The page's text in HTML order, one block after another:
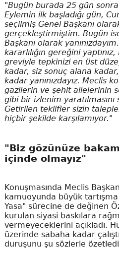
"Bugün burada 25 gün
Eylemin ilk başladığı gün,
seçilmiş Genel Başkanı
gerçekleştirmiştim. Bugün
Başkanı olarak
kararlılığın gereğini
greviyle tepkinizi en üst
kadar, siz sonuç alana
kadar yanınızdayız. Meclis
gazilerin ve şehit ailelerinin
gibi bir izlenim
Getirilen teklifler sizin
hiçbir şekilde karşılamıyor."
"Biz gözünüze
içinde olmayız"
Konuşmasında Meclis
kamuoyunda büyük
Yasa" sürecine de değinen
kurulan siyasi baskılara
vermeyeceklerini açıkladı.
üzerinde sabaha kadar
duruşunu şu sözlerle